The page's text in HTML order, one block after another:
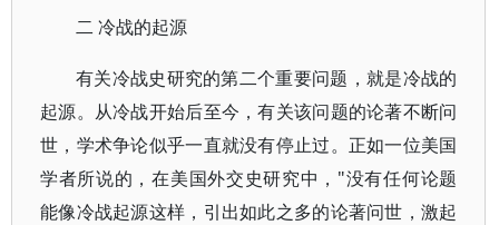
二 冷战的起源
有关冷战史研究的第二个重要问题，就是冷战的
起源。从冷战开始后至今，有关该问题的论著不断问
世，学术争论似乎一直就没有停止过。正如一位美国
学者所说的，在美国外交史研究中，"没有任何论题
能像冷战起源这样，引出如此之多的论著问世，激起